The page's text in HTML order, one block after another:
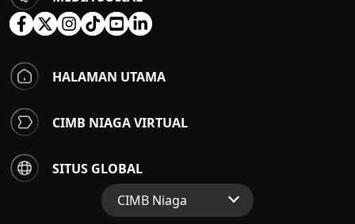
HALAMAN UTAMA
CIMB NIAGA VIRTUAL
SITUS GLOBAL
CIMB Niaga